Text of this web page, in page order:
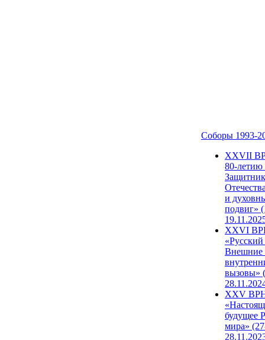
Соборы 1993-
ХХVII
80-
и
подвиг»
XXVI
Внешние
вызовы»
XXV
будущее
мира»